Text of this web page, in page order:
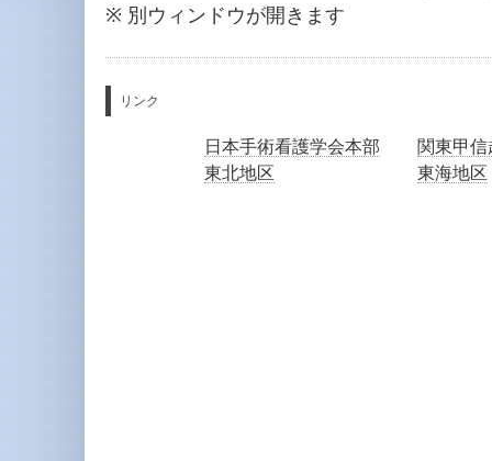
※ 別ウィンドウが開きます
リンク
日本手術看護学会本部
東北地区
関東甲
東海地区